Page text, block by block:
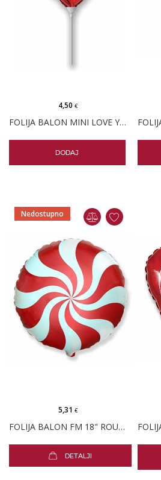
FOLIJA BALON MINI LOVE YOU CRVENO SRCE
4,50€
DODAJ
Nedostupno
FOLIJA BALON FM 18" ROUND CANDY RED
5,31€
DETALJI